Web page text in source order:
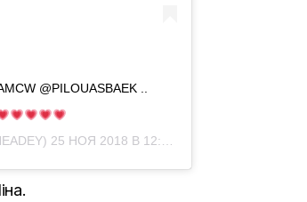
@PILOUASBAEK ..
25 НОЯ 2018 В 12:33 PST